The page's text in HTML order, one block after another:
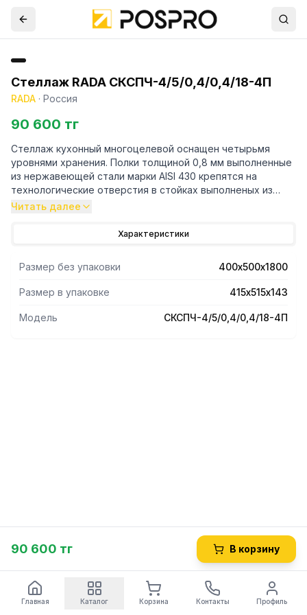
Стеллаж RADA СКСПЧ-4/5/0,4/0,4/18-4П
RADA · Россия
90 600 тг
Стеллаж кухонный многоцелевой оснащен четырьмя
уровнями хранения. Полки толщиной 0,8 мм выполненные
из нержавеющей стали марки AISI 430 крепятся на
технологические отверстия в стойках выполненых из
трубы профильной 40х40 марки AISI 430 и толщиной 1,2
разорбраном виде. Вариант поставки 4 полки и
комплекта 22 кг. Габариты упаковки полок 415х515х143 мм.
Читать далее
Характеристики
Размер без упаковки 400х500х1800
Размер в упаковке 415х515х143
Модель СКСПЧ-4/5/0,4/0,4/18-4П
90 600 тг В корзину
Главная Каталог Корзина Контакты Профиль